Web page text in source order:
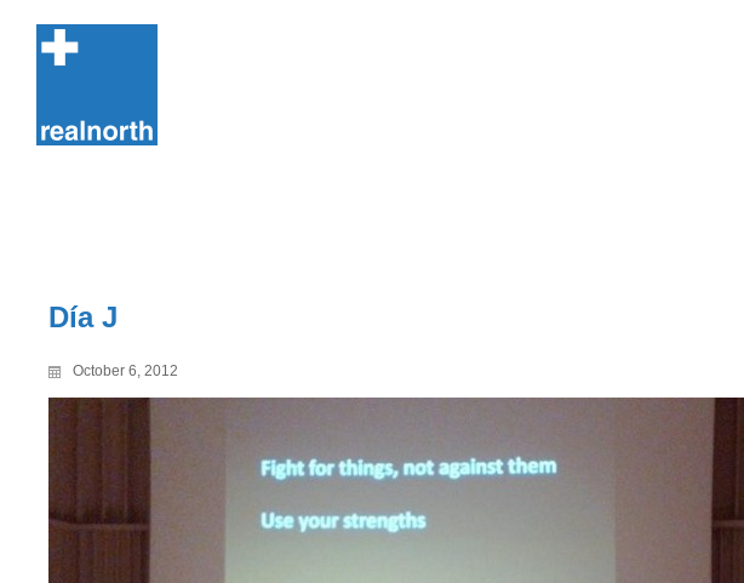
to
Día J
October 6, 2012